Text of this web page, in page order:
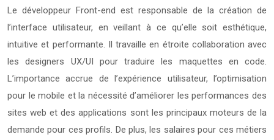
Le développeur Front-end est responsable de la création de
l’interface utilisateur, en veillant à ce qu’elle soit esthétique,
intuitive et performante. Il travaille en étroite collaboration avec
les designers UX/UI pour traduire les maquettes en code.
L’importance accrue de l’expérience utilisateur, l’optimisation
pour le mobile et la nécessité d’améliorer les performances des
sites web et des applications sont les principaux moteurs de la
demande pour ces profils. De plus, les salaires pour ces métiers